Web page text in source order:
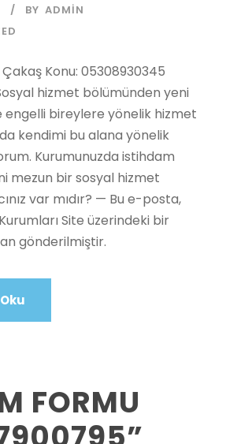
BY ADMIN
Konu: 05308930345
hizmet bölümünden yeni
engelli bireylere yönelik hizmet
kendimi bu alana yönelik
Kurumunuzda istihdam
mezun bir sosyal hizmet
var mıdır? — Bu e-posta,
Site üzerindeki bir
gönderilmiştir.
FORMU